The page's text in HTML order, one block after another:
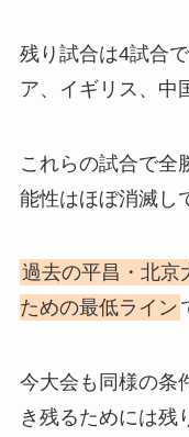
残り試合は4試合
ア、イギリス、中
これらの試合で全
能性はほぼ消滅し
過去の平昌・北京
ための最低ライン
今大会も同様の条
き残るためには残